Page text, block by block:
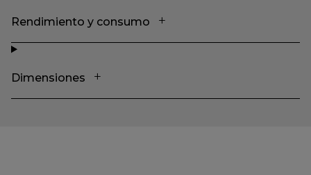
Rendimiento y consumo
Dimensiones